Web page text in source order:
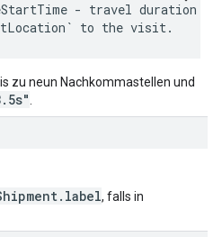
- travel duration
zu neun Nachkommastellen und
, falls in